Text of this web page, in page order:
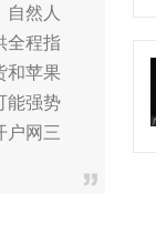
然人
全程指
和苹果
能强势
户网三